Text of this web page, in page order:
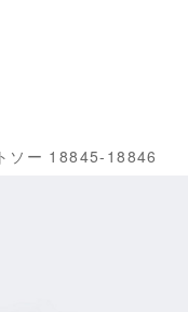
ソー 18845-18846